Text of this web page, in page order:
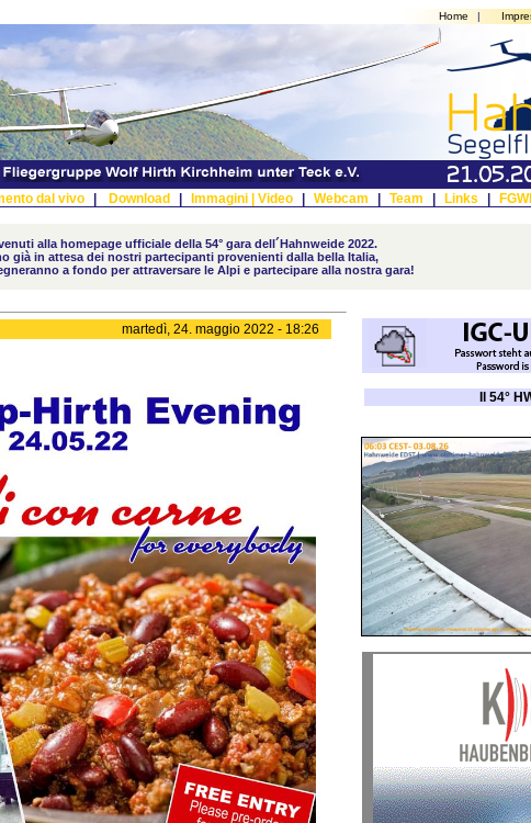
Home |
dal vivo Download Immagini | Video Webcam Team Links
alla homepage ufficiale della 54° gara dell´Hahnweide 2022.
già in attesa dei nostri partecipanti provenienti dalla bella Italia,
a fondo per attraversare le Alpi e partecipare alla nostra gara!
martedì, 24. maggio 2022 - 18:26
Il 54°